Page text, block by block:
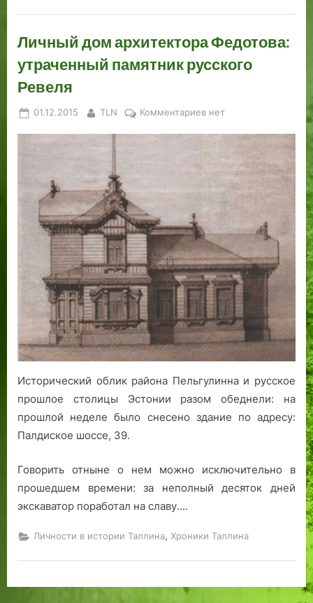
Личный дом архитектора Федотова:
утраченный памятник русского
Ревеля
Posted
01.12.2015 By
TLN Комментариевк
дом
архитектора
Федотова:
утраченный
русского
Ревеля
нет
Исторический облик района Пельгулинна и русское
прошлое столицы Эстонии разом обеднели: на
прошлой неделе было снесено здание по адресу:
Палдиское шоссе, 39.
Говорить отныне о нем можно исключительно в
прошедшем времени: за неполный десяток дней
экскаватор поработал на славу.…
Личности в истории Таллина, Хроники Таллина